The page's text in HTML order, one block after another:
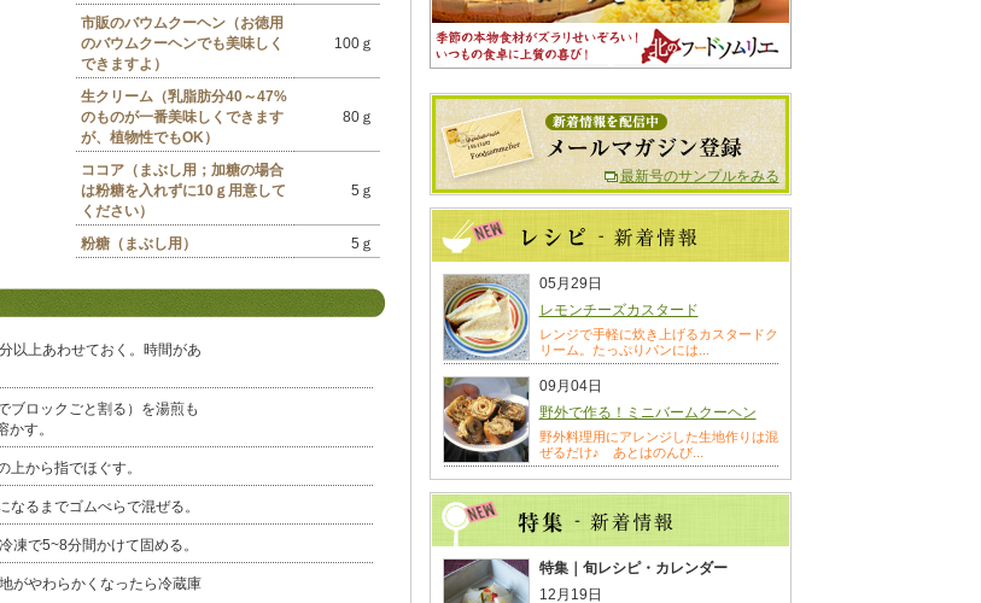
市販のバウムクーヘン（お徳用
のバウムクーヘンでも美味しく
できますよ）
100ｇ
生クリーム（乳脂肪分40～47%
のものが一番美味しくできます
が、植物性でもOK）
80ｇ
ココア（まぶし用；加糖の場合
は粉糖を入れずに10ｇ用意して
ください）
5ｇ
粉糖（まぶし用） 5ｇ
以上あわせておく。時間があ
ブロックごと割る）を湯煎も
す。
から指でほぐす。
るまでゴムべらで混ぜる。
凍で5~8分間かけて固める。
がやわらかくなったら冷蔵庫
最新号のサンプルをみる
05月29日
レモンチーズカスタード
レンジで手軽に炊き上げるカスタードク
リーム。たっぷりパンには...
09月04日
野外で作る！ミニバームクーヘン
野外料理用にアレンジした生地作りは混
ぜるだけ♪ あとはのんび...
特集｜旬レシピ・カレンダー
12月19日